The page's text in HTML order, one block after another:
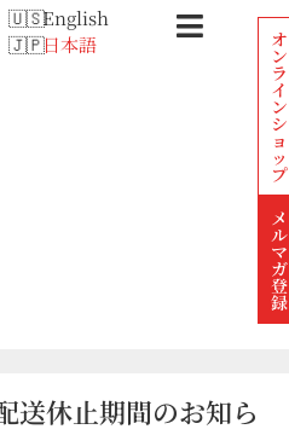
English
日本語
オ
ン
ラ
イ
ン
シ
ョ
ッ
プ
メ
ル
マ
ガ
登
録
休止期間のお知ら